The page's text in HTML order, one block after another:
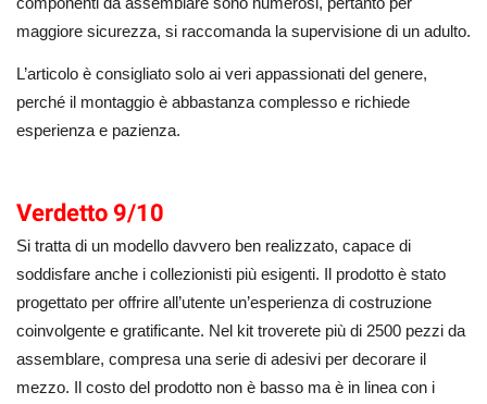
maggiore sicurezza, si raccomanda la supervisione di un adulto.
L’articolo è consigliato solo ai veri appassionati del genere,
perché il montaggio è abbastanza complesso e richiede
esperienza e pazienza.
Verdetto 9/10
Si tratta di un modello davvero ben realizzato, capace di
soddisfare anche i collezionisti più esigenti. Il prodotto è stato
progettato per offrire all’utente un’esperienza di costruzione
coinvolgente e gratificante. Nel kit troverete più di 2500 pezzi da
assemblare, compresa una serie di adesivi per decorare il
mezzo. Il costo del prodotto non è basso ma è in linea con i